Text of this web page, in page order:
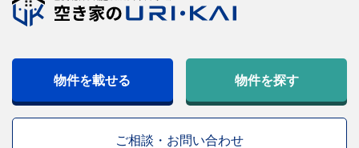
物件を載せる 物件を探す
ご相談・お問い合わせ